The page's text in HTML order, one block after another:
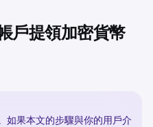
戶提領加密貨幣
如果本文的步驟與你的用戶介